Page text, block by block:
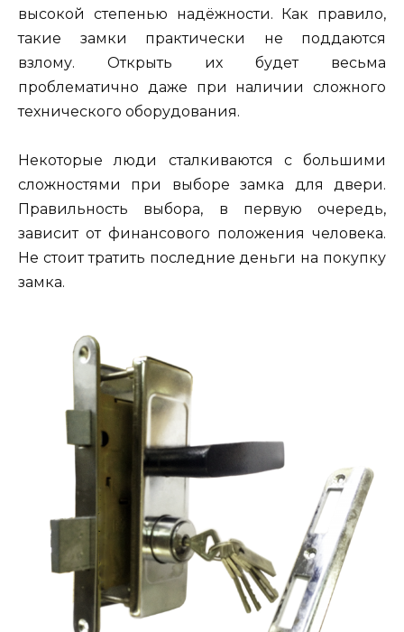
высокой степенью надёжности. Как правило,
такие замки практически не поддаются
взлому. Открыть их будет весьма
проблематично даже при наличии сложного
технического оборудования.
Некоторые люди сталкиваются с большими
сложностями при выборе замка для двери.
Правильность выбора, в первую очередь,
зависит от финансового положения человека.
Не стоит тратить последние деньги на покупку
замка.